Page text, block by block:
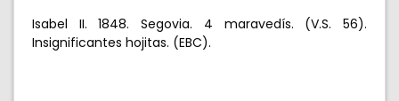
Isabel II. 1848. Segovia. 4 maravedís. (V.S. 56).
Insignificantes hojitas. (EBC).